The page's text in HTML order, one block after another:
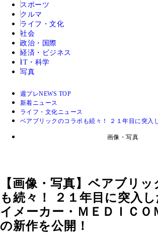
スポーツ
クルマ
ライフ・文化
社会
政治・国際
経済・ビジネス
IT・科学
写真
週プレNEWS TOP
新着ニュース
ライフ・文化ニュース
ベアブリックのコラボも続々！ ２１年目に突
画像・写真
【画像・写真】ベアブリ
も続々！ ２１年目に突入
イメーカー・ＭＥＤＩＣ
の新作を公開！